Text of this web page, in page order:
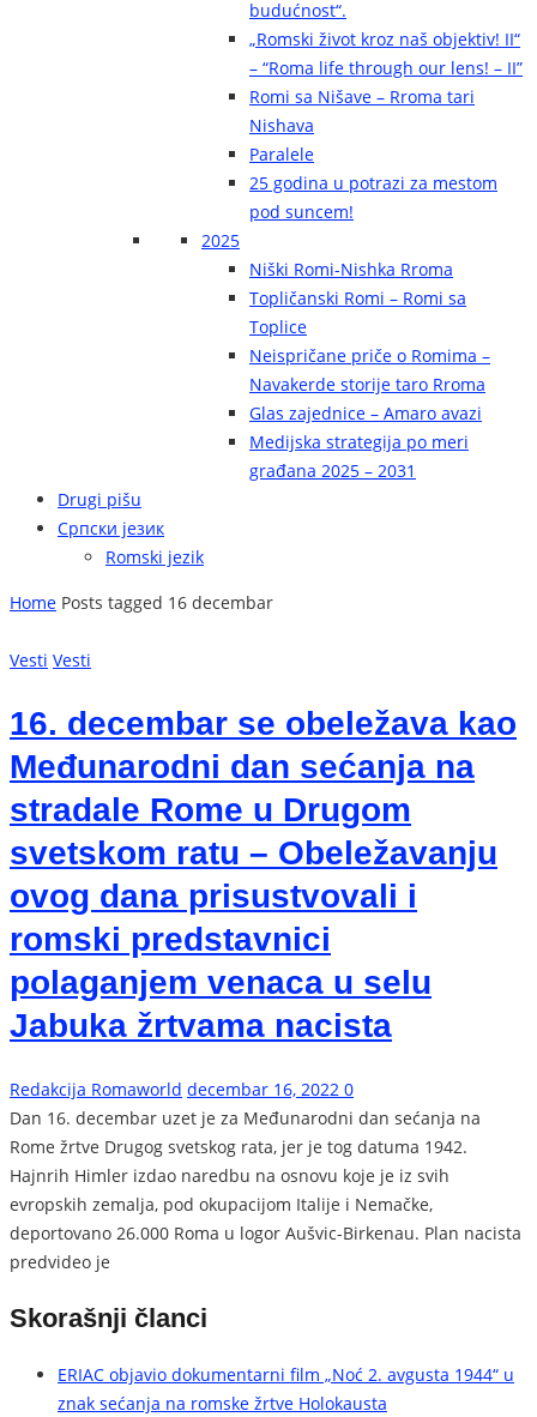
budućnost“.
„Romski život kroz naš objektiv! II“
– “Roma life through our lens! – II”
Romi sa Nišave – Rroma tari
Nishava
Paralele
25 godina u potrazi za mestom
pod suncem!
2025
Niški Romi-Nishka Rroma
Topličanski Romi – Romi sa
Toplice
Neispričane priče o Romima –
Navakerde storije taro Rroma
Glas zajednice – Amaro avazi
Medijska strategija po meri
građana 2025 – 2031
Drugi pišu
Српски језик
Romski jezik
Home Posts tagged 16 decembar
Vesti Vesti
16. decembar se obeležava kao
Međunarodni dan sećanja na
stradale Rome u Drugom
svetskom ratu – Obeležavanju
ovog dana prisustvovali i
romski predstavnici
polaganjem venaca u selu
Jabuka žrtvama nacista
Redakcija Romaworld decembar 16, 2022 0
Dan 16. decembar uzet je za Međunarodni dan sećanja na
Rome žrtve Drugog svetskog rata, jer je tog datuma 1942.
Hajnrih Himler izdao naredbu na osnovu koje je iz svih
evropskih zemalja, pod okupacijom Italije i Nemačke,
deportovano 26.000 Roma u logor Aušvic-Birkenau. Plan nacista
predvideo je
Skorašnji članci
ERIAC objavio dokumentarni film „Noć 2. avgusta 1944“ u
znak sećanja na romske žrtve Holokausta